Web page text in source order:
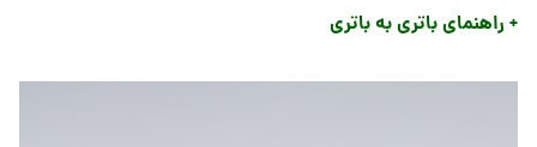
+ راهنمای باتری به باتری